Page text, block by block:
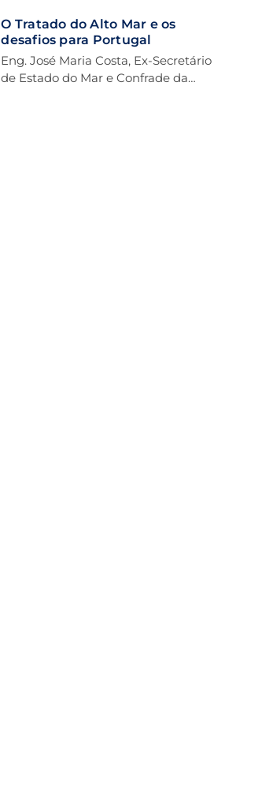
O Tratado do Alto Mar e os
desafios para Portugal
Eng. José Maria Costa, Ex-Secretário
de Estado do Mar e Confrade da